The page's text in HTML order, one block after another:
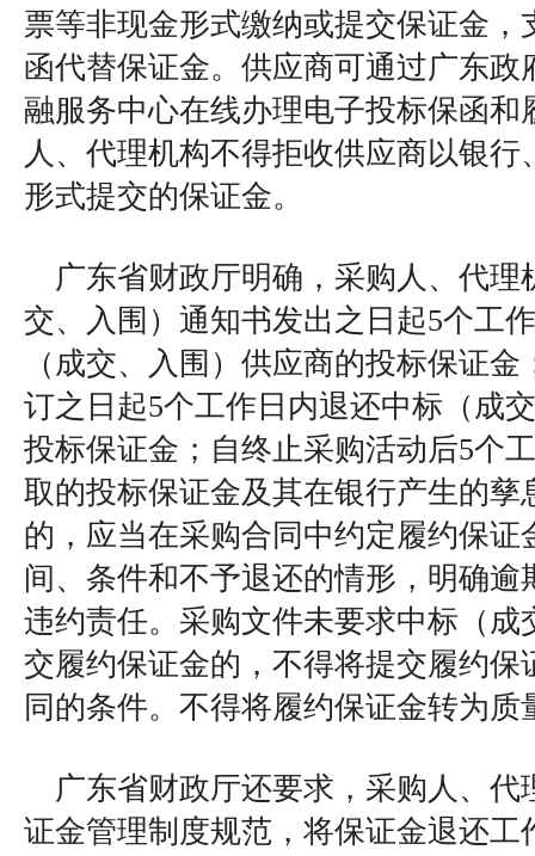
票等非现金形式缴纳或提交保证金，
函代替保证金。供应商可通过广东政
融服务中心在线办理电子投标保函和
人、代理机构不得拒收供应商以银
形式提交的保证金。
广东省财政厅明确，采购人、代理
交、入围）通知书发出之日起5个工
（成交、入围）供应商的投标保证
订之日起5个工作日内退还中标（成
投标保证金；自终止采购活动后5个
取的投标保证金及其在银行产生的孳
的，应当在采购合同中约定履约保证
间、条件和不予退还的情形，明确逾
违约责任。采购文件未要求中标（成
交履约保证金的，不得将提交履约保
同的条件。不得将履约保证金转为质
广东省财政厅还要求，采购人、代
证金管理制度规范，将保证金退还工